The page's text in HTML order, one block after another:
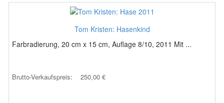
Tom Kristen: Hasenkind
Farbradierung, 20 cm x 15 cm, Auflage 8/10, 2011 Mit ...
Brutto-Verkaufspreis: 250,00 €